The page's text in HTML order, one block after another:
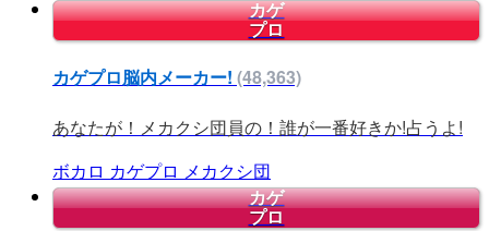
カゲ
プロ
カゲプロ脳内メーカー! (48,363)
あなたが！メカクシ団員の！誰が一番好きか!占うよ!
ボカロ カゲプロ メカクシ団
カゲ
プロ